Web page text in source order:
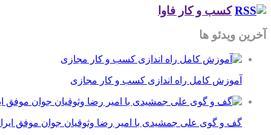
کسب و کار فاوا
آخرین ویدئو ها
آموزش کامل راه اندازی کسب و کار مجازی
گف و گوی علی جمشیدی با امیر رضا وثوقیان جوان موفق